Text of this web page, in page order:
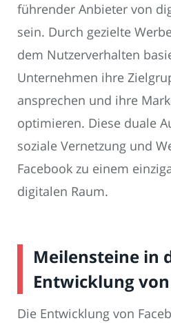
führender Anbieter von
sein. Durch gezielte
dem Nutzerverhalten
Unternehmen ihre
ansprechen und ihre
optimieren. Diese duale
soziale Vernetzung und
Facebook zu einem
digitalen Raum.
Meilensteine in
Entwicklung
Die Entwicklung von